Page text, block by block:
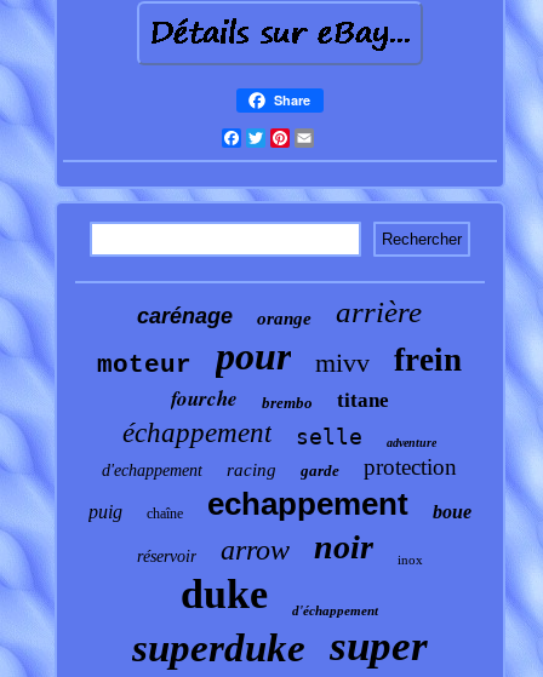
Share
Facebook
TwitterPinterest
carénage orange arrière
moteur pour mivv frein
fourche brembo titane
échappement selle adventure
d'echappement racing garde protection
puig chaîne echappement boue
réservoir arrow noir inox
duke d'échappement
superduke super